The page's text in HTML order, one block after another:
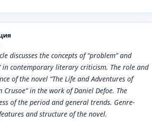
discusses the concepts of “problem” and
in contemporary literary criticism. The role and
of the novel “The Life and Adventures of
Crusoe” in the work of Daniel Defoe. The
of the period and general trends. Genre-
and structure of the novel.